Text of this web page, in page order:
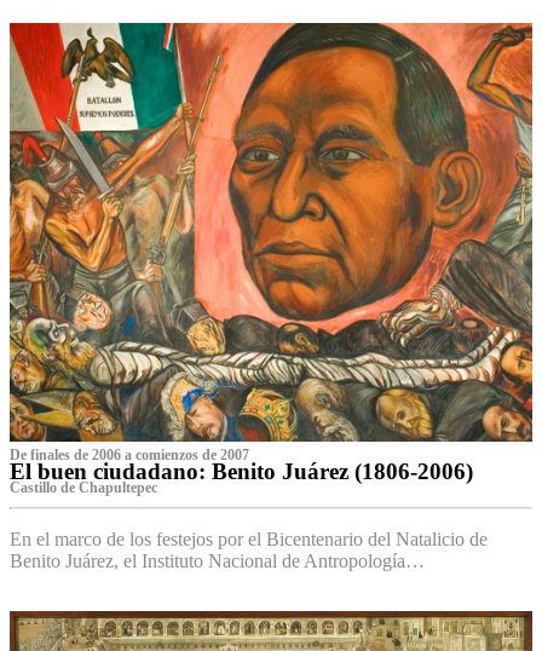
De finales de 2006 a comienzos de 2007
El buen ciudadano: Benito Juárez (1806-2006)
Castillo de Chapultepec
En el marco de los festejos por el Bicentenario del Natalicio de
Benito Juárez, el Instituto Nacional de Antropología…